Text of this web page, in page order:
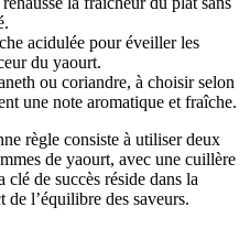
acidulée pour éveiller les
du yaourt.
ou coriandre, à choisir selon
une note aromatique et fraîche.
règle consiste à utiliser deux
de yaourt, avec une cuillère
de succès réside dans la
de l’équilibre des saveurs.